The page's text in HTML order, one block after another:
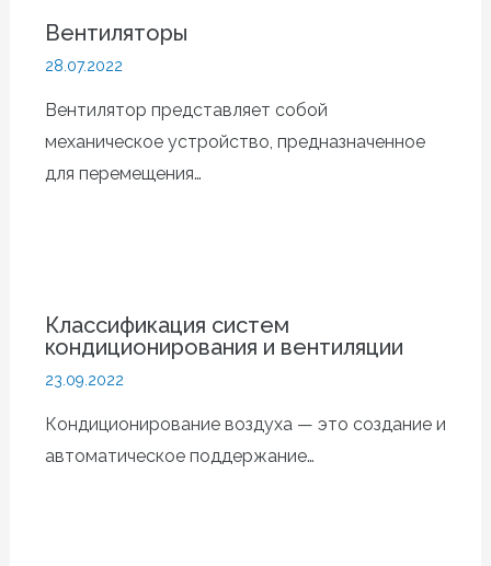
Вентиляторы
28.07.2022
Вентилятор представляет собой
механическое устройство, предназначенное
для перемещения…
Классификация систем
кондиционирования и вентиляции
23.09.2022
Кондиционирование воздуха — это создание и
автоматическое поддержание…